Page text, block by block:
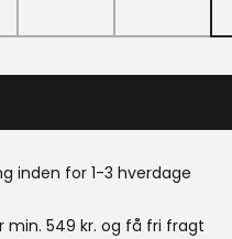
inden for 1-3 hverdage
min. 549 kr. og få fri fragt